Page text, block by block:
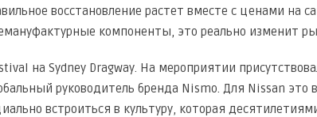
восстановление растет вместе с ценами на
компоненты, это реально изменит
на Sydney Dragway. На мероприятии
руководитель бренда Nismo. Для Nissan
встроиться в культуру, которая